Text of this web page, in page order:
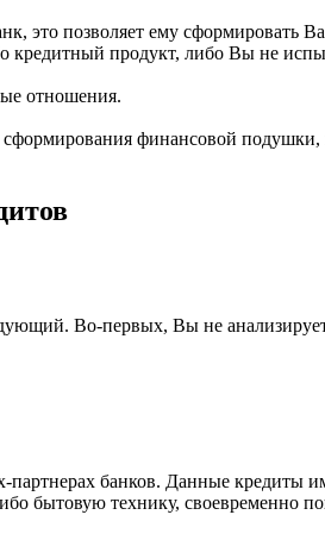
это позволяет ему сформировать
кредитный продукт, либо Вы не
отношения.
финансовой
Во-первых, Вы не
банков. Данные кредиты
технику, своевременно